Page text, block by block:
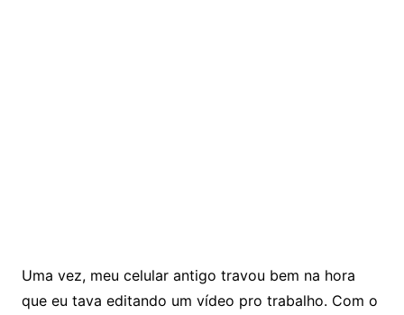
Uma vez, meu celular antigo travou bem na hora
que eu tava editando um vídeo pro trabalho. Com o